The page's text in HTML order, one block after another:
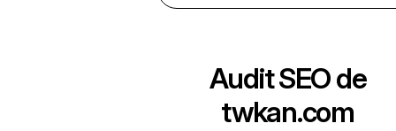
Audit SEO de
twkan.com